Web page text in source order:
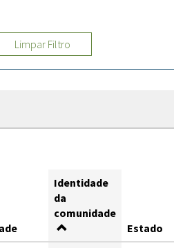
Limpar Filtro
Identidade
da
comunidade
Estado